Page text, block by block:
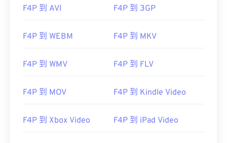
初始發布：
實用連結：
https://www.iso.org/standard/68960.html
F4P 到 AVI F4P 到 3GP
F4P 到 WEBM F4P 到 MKV
F4P 到 WMV F4P 到 FLV
F4P 到 MOV F4P 到 Kindle Video
F4P 到 Xbox Video F4P 到 iPad Video